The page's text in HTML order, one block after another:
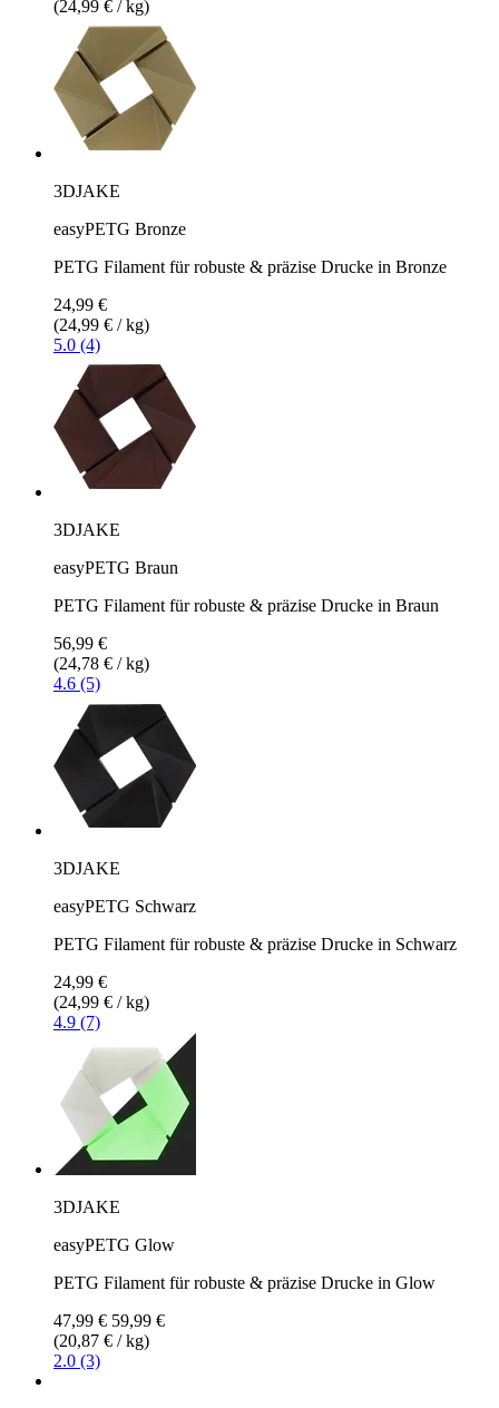
(24,99 € / kg)
3DJAKE
easyPETG Bronze
PETG Filament für robuste & präzise Drucke in Bronze
24,99 €
(24,99 € / kg)
5.0 (4)
3DJAKE
easyPETG Braun
PETG Filament für robuste & präzise Drucke in Braun
56,99 €
(24,78 € / kg)
4.6 (5)
3DJAKE
easyPETG Schwarz
PETG Filament für robuste & präzise Drucke in Schwarz
24,99 €
(24,99 € / kg)
4.9 (7)
3DJAKE
easyPETG Glow
PETG Filament für robuste & präzise Drucke in Glow
47,99 € 59,99 €
(20,87 € / kg)
2.0 (3)